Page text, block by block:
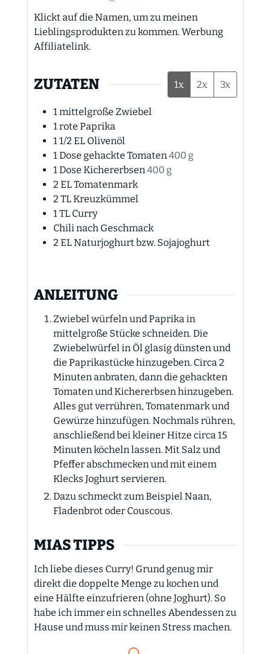
Klickt auf die Namen, um zu meinen
Lieblingsprodukten zu kommen. Werbung
Affiliatelink.
ZUTATEN 1x 2x 3x
1mittelgroße Zwiebel
1rote Paprika
1 1/2 EL Olivenöl
1Dose gehackte Tomaten400 g
1Dose Kichererbsen400 g
2 ELTomatenmark
2 TLKreuzkümmel
1TL Curry
Chili nach Geschmack
2 ELNaturjoghurt bzw. Sojajoghurt
ANLEITUNG
Zwiebel würfeln und Paprika in
mittelgroße Stücke schneiden. Die
Zwiebelwürfel in Öl glasig dünsten und
die Paprikastücke hinzugeben. Circa 2
Minuten anbraten, dann die gehackten
Tomaten und Kichererbsen hinzugeben.
Alles gut verrühren, Tomatenmark und
Gewürze hinzufügen. Nochmals rühren,
anschließend bei kleiner Hitze circa 15
Minuten köcheln lassen. Mit Salz und
Pfeffer abschmecken und mit einem
Klecks Joghurt servieren.
Dazu schmeckt zum Beispiel Naan,
Fladenbrot oder Couscous.
MIAS TIPPS
Ich liebe dieses Curry! Grund genug mir
direkt die doppelte Menge zu kochen und
eine Hälfte einzufrieren (ohne Joghurt). So
habe ich immer ein schnelles Abendessen zu
Hause und muss mir keinen Stress machen.